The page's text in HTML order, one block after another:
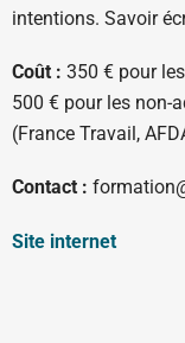
intentions. Savoir
Coût : 350 € pour
500 € pour les non-
(France Travail,
Contact :
Site internet